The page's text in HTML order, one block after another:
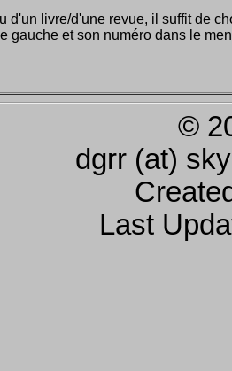
d'un livre/d'une revue, il suffit de
gauche et son numéro dans le
©
dgrr (at)
Last